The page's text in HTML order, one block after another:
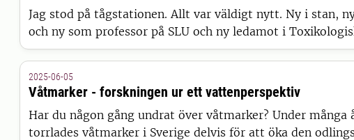
Jag stod på tågstationen. Allt var väldigt nytt. Ny i stan,
och ny som professor på SLU och ny ledamot i
Därför väntade jag på min kollega Agneta som hade koll
skulle ta oss till Kemikalieinspektionen och vilka vi skulle
2025-06-05
Våtmarker - forskningen ur ett vattenperspektiv
Har du någon gång undrat över våtmarker? Under många
torrlades våtmarker i Sverige delvis för att öka den